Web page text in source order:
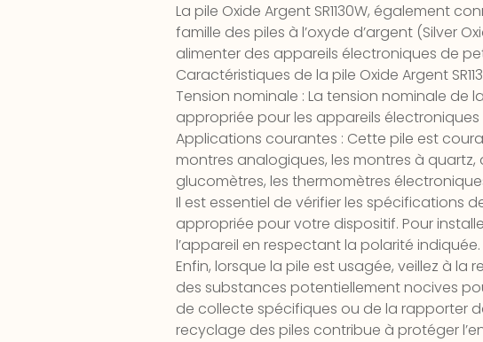
La pile Oxide Argent SR1130W, également
famille des piles à l’oxyde d’argent (Silver
alimenter des appareils électroniques de
Caractéristiques de la pile Oxide Argent
Tension nominale : La tension nominale de
appropriée pour les appareils
Applications courantes : Cette pile est
montres analogiques, les montres à
glucomètres, les thermomètres
Il est essentiel de vérifier les spécifications
appropriée pour votre dispositif. Pour
l’appareil en respectant la polarité indiquée.
Enfin, lorsque la pile est usagée, veillez à la
des substances potentiellement nocives
de collecte spécifiques ou de la rapporter
recyclage des piles contribue à protéger